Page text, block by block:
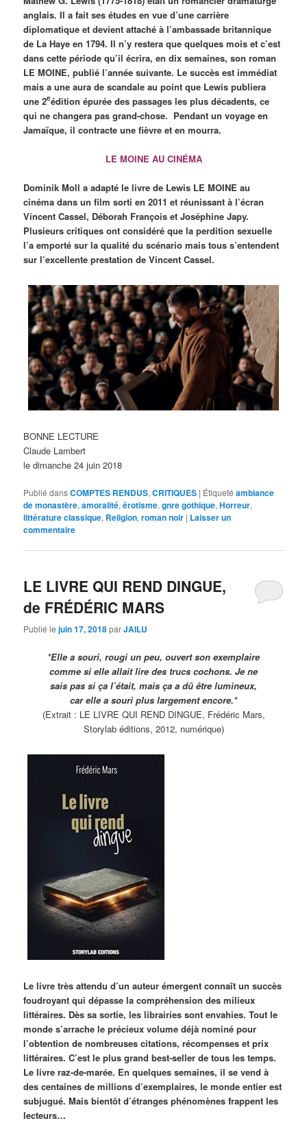
anglais. Il a fait ses études en vue d’une carrière
diplomatique et devient attaché à l’ambassade britannique
de La Haye en 1794. Il n’y restera que quelques mois et c’est
dans cette période qu’il écrira, en dix semaines, son roman
LE MOINE, publié l’année suivante. Le succès est immédiat
mais a une aura de scandale au point que Lewis publiera
une 2eédition épurée des passages les plus décadents, ce
qui ne changera pas grand-chose. Pendant un voyage en
Jamaïque, il contracte une fièvre et en mourra.
LE MOINE AU CINÉMA
Dominik Moll a adapté le livre de Lewis LE MOINE au
cinéma dans un film sorti en 2011 et réunissant à l’écran
Vincent Cassel, Déborah François et Joséphine Japy.
Plusieurs critiques ont considéré que la perdition sexuelle
l’a emporté sur la qualité du scénario mais tous s’entendent
sur l’excellente prestation de Vincent Cassel.
BONNE LECTURE
Claude Lambert
le dimanche 24 juin 2018
Publié dansCOMPTES RENDUS,CRITIQUES | Étiqueté ambiance
de monastère,amoralité,érotisme,gnre gothique,Horreur,
littérature classique, Religion,roman noir | Laisser un
commentaire
LE LIVRE QUI REND DINGUE,
de FRÉDÉRIC MARS
Publié lejuin 17, 2018parJAILU
*Elle a souri, rougi un peu, ouvert son exemplaire
comme si elle allait lire des trucs cochons. Je ne
sais pas si ça l’était, mais ça a dû être lumineux,
car elle a souri plus largement encore.*
(Extrait : LE LIVRE QUI REND DINGUE, Frédéric Mars,
Storylab éditions, 2012, numérique)
Le livre très attendu d’un auteur émergent connaît un succès
foudroyant qui dépasse la compréhension des milieux
littéraires. Dès sa sortie, les librairies sont envahies. Tout le
monde s’arrache le précieux volume déjà nominé pour
l’obtention de nombreuses citations, récompenses et prix
littéraires. C’est le plus grand best-seller de tous les temps.
Le livre raz-de-marée. En quelques semaines, il se vend à
des centaines de millions d’exemplaires, le monde entier est
subjugué. Mais bientôt d’étranges phénomènes frappent les
lecteurs…